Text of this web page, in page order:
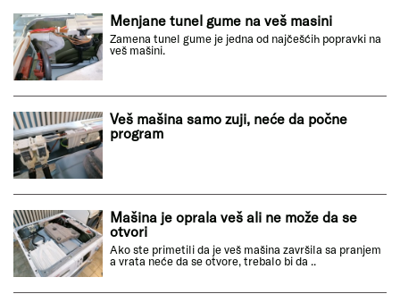
Menjane tunel gume na veš masini
Zamena tunel gume je jedna od najčešćih popravki na
veš mašini.
Veš mašina samo zuji, neće da počne
program
Mašina je oprala veš ali ne može da se
otvori
Ako ste primetili da je veš mašina završila sa pranjem
a vrata neće da se otvore, trebalo bi da ..